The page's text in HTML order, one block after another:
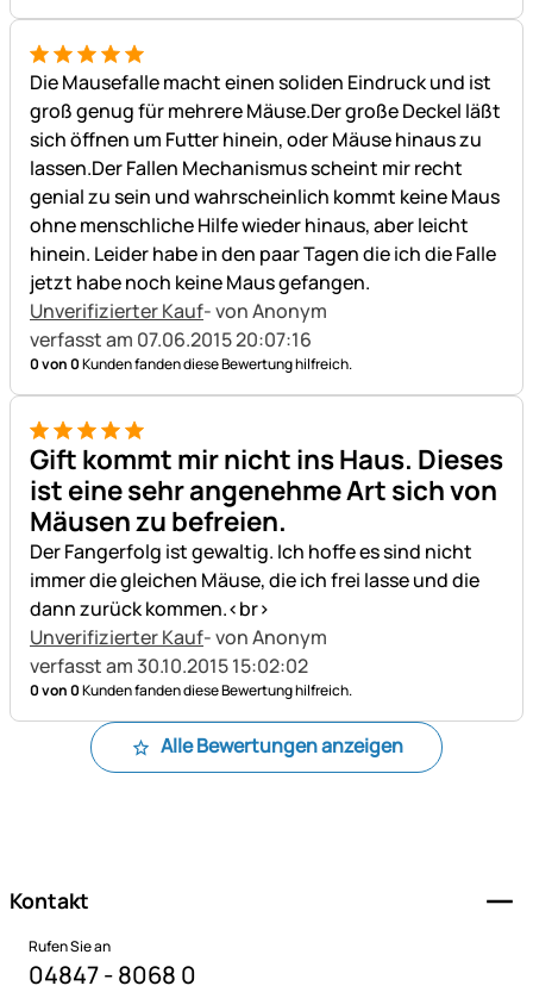
5 von 5
Die Mausefalle macht einen soliden Eindruck und ist
groß genug für mehrere Mäuse.Der große Deckel läßt
sich öffnen um Futter hinein, oder Mäuse hinaus zu
lassen.Der Fallen Mechanismus scheint mir recht
genial zu sein und wahrscheinlich kommt keine Maus
ohne menschliche Hilfe wieder hinaus, aber leicht
hinein. Leider habe in den paar Tagen die ich die Falle
jetzt habe noch keine Maus gefangen.
Unverifizierter Kauf- von Anonym
verfasst am 07.06.2015 20:07:16
0 von 0Kunden fanden diese Bewertung hilfreich.
5 von 5
Gift kommt mir nicht ins Haus. Dieses
ist eine sehr angenehme Art sich von
Mäusen zu befreien.
Der Fangerfolg ist gewaltig. Ich hoffe es sind nicht
immer die gleichen Mäuse, die ich frei lasse und die
dann zurück kommen.<br>
Unverifizierter Kauf- von Anonym
verfasst am 30.10.2015 15:02:02
0 von 0Kunden fanden diese Bewertung hilfreich.
Alle Bewertungen anzeigen
Kontakt
Rufen Sie an
04847 - 8068 0